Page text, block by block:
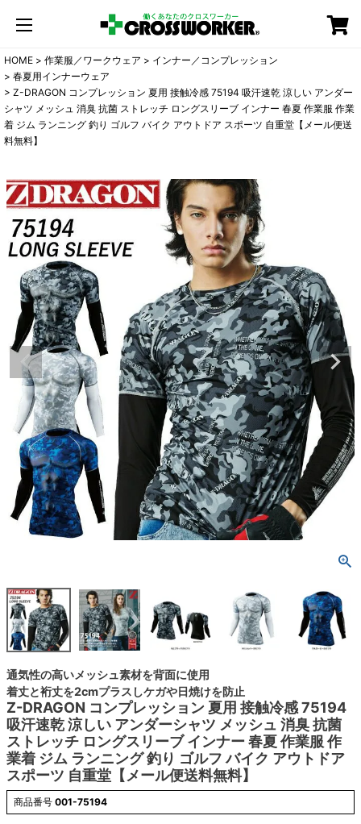
HOME 作業服／ワークウェア
インナー／コンプレッション
春夏用インナーウェア
Z-DRAGON コンプレッション 夏用 接触冷感 75194 吸汗速乾 涼しい アンダー
シャツ メッシュ 消臭 抗菌 ストレッチ ロングスリーブ インナー 春夏 作業服 作業
着 ジム ランニング 釣り ゴルフ バイク アウトドア スポーツ 自重堂【メール便送
料無料】
通気性の高いメッシュ素材を背面に使用
着丈と裄丈を2cmプラスしケガや日焼けを防止
Z-DRAGON コンプレッション 夏用 接触冷感 75194
吸汗速乾 涼しい アンダーシャツ メッシュ 消臭 抗菌
ストレッチ ロングスリーブ インナー 春夏 作業服 作
業着 ジム ランニング 釣り ゴルフ バイク アウトドア
スポーツ 自重堂【メール便送料無料】
商品番号 001-75194